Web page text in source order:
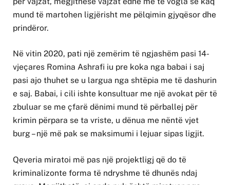
mund të martohen ligjërisht me pëlqimin gjyqësor dhe
prindëror.
Në vitin 2020, pati një zemërim të ngjashëm pasi 14-
vjeçares Romina Ashrafi iu pre koka nga babai i saj
pasi ajo thuhet se u largua nga shtëpia me të dashurin
e saj. Babai, i cili ishte konsultuar me një avokat për të
zbuluar se me çfarë dënimi mund të përballej për
krimin përpara se ta vriste, u dënua me nëntë vjet
burg – një më pak se maksimumi i lejuar sipas ligjit.
Qeveria miratoi më pas një projektligj që do të
kriminalizonte forma të ndryshme të dhunës ndaj